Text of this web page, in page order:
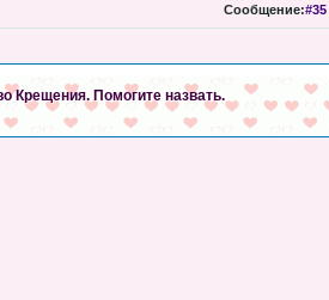
Сообщение:#35
Крещения. Помогите назвать.